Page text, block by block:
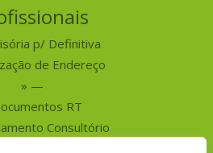
p/ Definitiva
de Endereço
—
RT
Consultório